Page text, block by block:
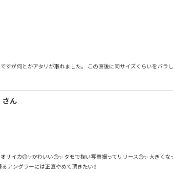
すが何とかアタリが取れました。 この直後に同サイズくらいをバラし
さん
リイカ😊✨️かわいい😊✨️ タモで掬い写真撮ってリリース😊✨️ 大きく
アングラーには正直やめて頂きたい‼️